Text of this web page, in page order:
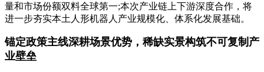
量和市场份额双料全球第一;本次产业链上下游深度合作，将
进一步夯实本土人形机器人产业规模化、体系化发展基础。
锚定政策主线深耕场景优势，稀缺实景构筑不可复制产
业壁垒